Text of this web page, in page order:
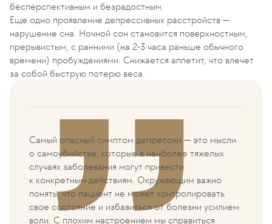
бесперспективным и безрадостным.
Еще одно проявление депрессивных расстройств —
нарушение сна. Ночной сон становится поверхностным,
прерывистым, с ранними (на 2-3 часа раньше обычного
времени) пробуждениями. Снижается аппетит, что влечет
за собой быструю потерю веса.
Самый опасный симптом депрессии — это мысли
о самоубийстве, которые в наиболее тяжелых
случаях заболевания могут привести
к конкретным действиям. Окружающим важно
понять, что пациент не может контролировать
свое состояние и избавиться от болезни усилием
воли. С плохим настроением мы справиться